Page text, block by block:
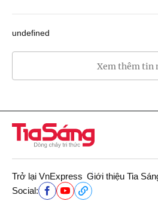
undefined
Xem thêm tin
Trở lại VnExpress Giới thiệu Tia
Social: